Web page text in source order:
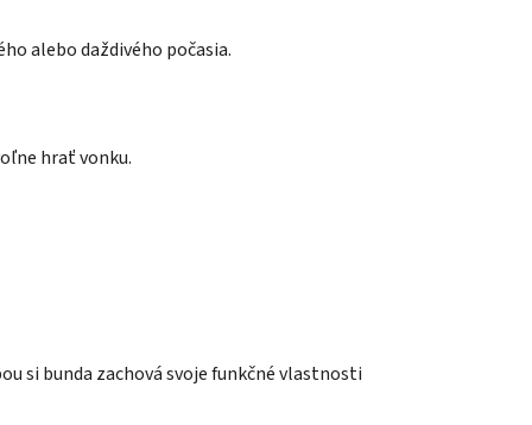
alebo daždivého počasia.
hrať vonku.
si bunda zachová svoje funkčné vlastnosti